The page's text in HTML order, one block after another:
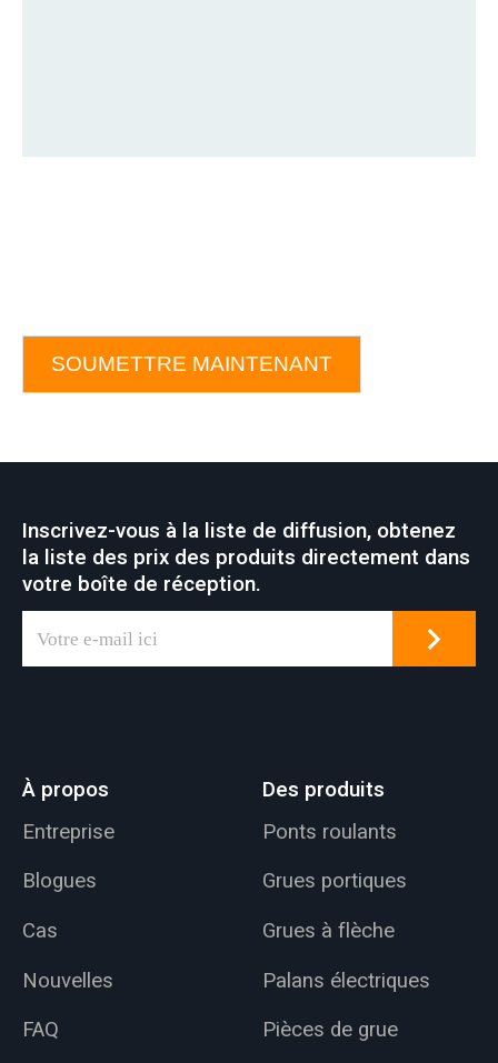
SOUMETTRE MAINTENANT
Inscrivez-vous à la liste de diffusion, obtenez
la liste des prix des produits directement dans
votre boîte de réception.
À propos
Entreprise
Blogues
Cas
Nouvelles
FAQ
Des produits
Ponts roulants
Grues portiques
Grues à flèche
Palans électriques
Pièces de grue